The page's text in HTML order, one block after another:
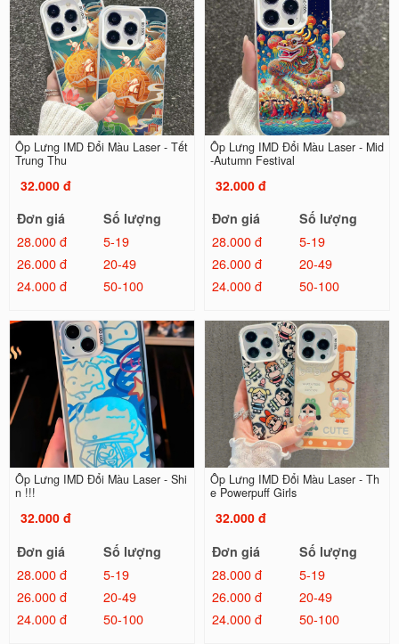
Ốp Lưng IMD Đổi Màu Laser - Tết
Trung Thu
32.000 đ
Đơn giá
Số lượng
28.000 đ
5-19
26.000 đ
20-49
24.000 đ
50-100
Ốp Lưng IMD Đổi Màu Laser - Mid
-Autumn Festival
32.000 đ
Đơn giá
Số lượng
28.000 đ
5-19
26.000 đ
20-49
24.000 đ
50-100
Ốp Lưng IMD Đổi Màu Laser - Shi
n !!!
32.000 đ
Đơn giá
Số lượng
28.000 đ
5-19
26.000 đ
20-49
24.000 đ
50-100
Ốp Lưng IMD Đổi Màu Laser - Th
e Powerpuff Girls
32.000 đ
Đơn giá
Số lượng
28.000 đ
5-19
26.000 đ
20-49
24.000 đ
50-100